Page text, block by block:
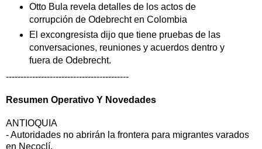
Otto Bula revela detalles de los actos de
corrupción de Odebrecht en Colombia
El excongresista dijo que tiene pruebas de las
conversaciones, reuniones y acuerdos dentro y
fuera de Odebrecht.
------------------------------------------
Resumen Operativo Y Novedades
ANTIOQUIA
- Autoridades no abrirán la frontera para migrantes varados
en Necoclí.